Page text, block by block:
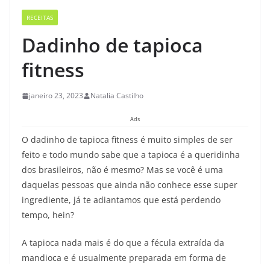
RECEITAS
Dadinho de tapioca
fitness
janeiro 23, 2023 Natalia Castilho
Ads
O dadinho de tapioca fitness é muito simples de ser
feito e todo mundo sabe que a tapioca é a queridinha
dos brasileiros, não é mesmo? Mas se você é uma
daquelas pessoas que ainda não conhece esse super
ingrediente, já te adiantamos que está perdendo
tempo, hein?
A tapioca nada mais é do que a fécula extraída da
mandioca e é usualmente preparada em forma de